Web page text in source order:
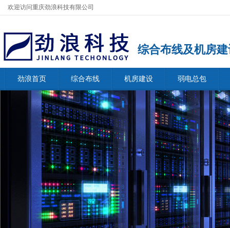
欢迎访问重庆劲浪科技有限公司
综合布线及机房
劲浪首页 综合布线 机房建设 弱电总包